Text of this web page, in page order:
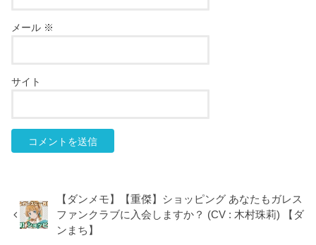
メール ※
サイト
【ダンメモ】【重傑】ショッピング あなたもガレス
ファンクラブに入会しますか？ (CV : 木村珠莉) 【ダ
ンまち】